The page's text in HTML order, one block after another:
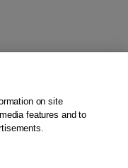
on site
features and to